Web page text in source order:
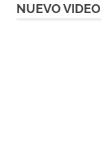
NUEVO VIDEO